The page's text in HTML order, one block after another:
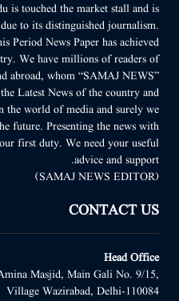
is touched the market stall and is
to its distinguished journalism.
Period News Paper has achieved
We have millions of readers of
abroad, whom “SAMAJ NEWS”
Latest News of the country and
the world of media and surely we
future. Presenting the news with
first duty. We need your useful
advice and support.
(SAMAJ NEWS EDITOR)
CONTACT US
Head Office
Masjid, Main Gali No. 9/15,
Village Wazirabad, Delhi-110084